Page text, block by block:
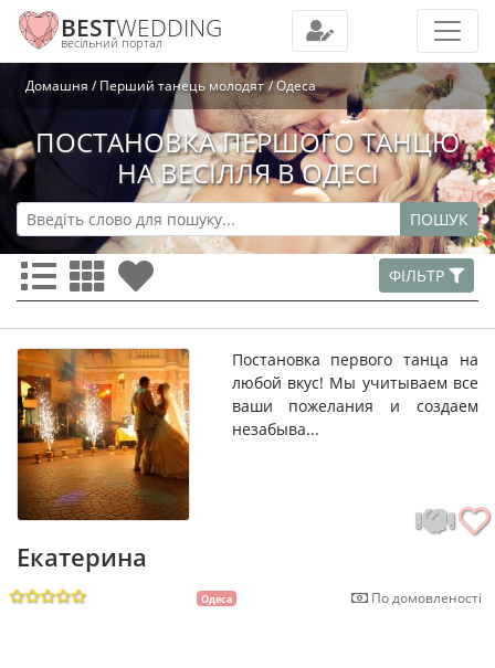
BESTWEDDING
весільний портал
Домашня Перший танець молодят Одеса
ПОСТАНОВКА ПЕРШОГО ТАНЦЮ
НА ВЕСІЛЛЯ В ОДЕСІ
ПОШУК
ФІЛЬТР
Постановка первого танца на
любой вкус! Мы учитываем все
ваши пожелания и создаем
незабыва...
Екатерина
Одеса По домовленості